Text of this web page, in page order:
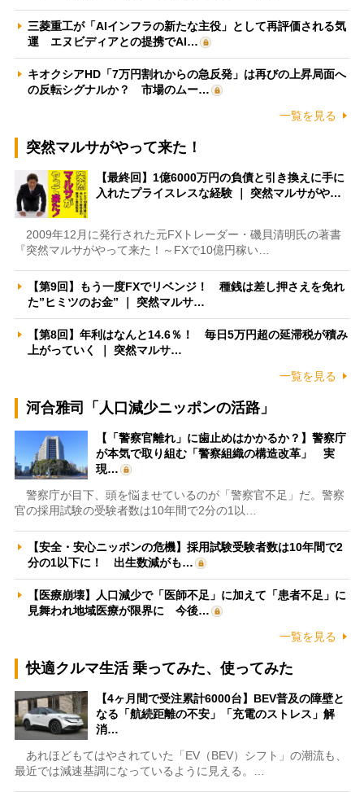
三菱重工が「AIインフラの新たな主役」として再評価される気
運 エヌビディアとの提携でAI…
キオクシアHD「7万円割れからの急反発」は再びの上昇局面へ
の反転シグナルか？ 市場のムー…
一覧を見る
突然マルサがやって来た！
【最終回】1億6000万円の負債と引き換えに手に
入れたプライスレスな経験 ｜ 突然マルサがや…
2009年12月に発行された元FXトレーダー・磯貝清明氏の著書
『突然マルサがやって来た！～FXで10億円稼い…
【第9回】もう一度FXでリベンジ！ 種銭は差し押さえを免れ
た”ヒミツのお金” ｜ 突然マルサ…
【第8回】年利はなんと14.6％！ 毎日5万円超の延滞税が積み
上がっていく ｜ 突然マルサ…
一覧を見る
河合雅司「人口減少ニッポンの活路」
【「警察官離れ」に歯止めはかかるか？】警察庁
が本気で取り組む「警察組織の構造改革」 実
現…
警察庁が目下、頭を悩ませているのが「警察官不足」だ。警察
官の採用試験の受験者数は10年間で2分の1以…
【安全・安心ニッポンの危機】採用試験受験者数は10年間で2
分の1以下に！ 出生数減がも…
【医療崩壊】人口減少で「医師不足」に加えて「患者不足」に
見舞われ地域医療が限界に 今後…
一覧を見る
快適クルマ生活 乗ってみた、使ってみた
【4ヶ月間で受注累計6000台】BEV普及の障壁と
なる「航続距離の不安」「充電のストレス」解
消…
あれほどもてはやされていた「EV（BEV）シフト」の潮流も、
最近では減速基調になっているように見える。…